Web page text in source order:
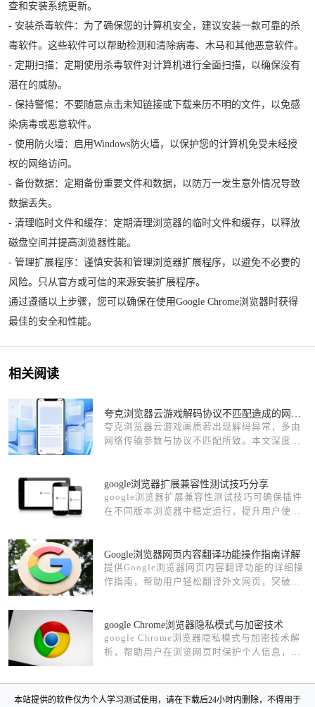
查和安装系统更新。
- 安装杀毒软件：为了确保您的计算机安全，建议安装一款可靠的杀
毒软件。这些软件可以帮助检测和清除病毒、木马和其他恶意软件。
- 定期扫描：定期使用杀毒软件对计算机进行全面扫描，以确保没有
潜在的威胁。
- 保持警惕：不要随意点击未知链接或下载来历不明的文件，以免感
染病毒或恶意软件。
- 使用防火墙：启用Windows防火墙，以保护您的计算机免受未经授
权的网络访问。
- 备份数据：定期备份重要文件和数据，以防万一发生意外情况导致
数据丢失。
- 清理临时文件和缓存：定期清理浏览器的临时文件和缓存，以释放
磁盘空间并提高浏览器性能。
- 管理扩展程序：谨慎安装和管理浏览器扩展程序，以避免不必要的
风险。只从官方或可信的来源安装扩展程序。
通过遵循以上步骤，您可以确保在使用Google Chrome浏览器时获得
最佳的安全和性能。
相关阅读
夸克浏览器云游戏解码协议不匹配造成的网络参数调优
夸克浏览器云游戏画质若出现解码异常，多由
网络传输参数与协议不匹配所致。本文深度揭
获取高清即时的娱乐体验。
google浏览器扩展兼容性测试技巧分享
google浏览器扩展兼容性测试技巧可确保插件
在不同版本浏览器中稳定运行，提升用户使用
Google浏览器网页内容翻译功能操作指南详解
提供Google浏览器网页内容翻译功能的详细操
作指南，帮助用户轻松翻译外文网页，突破语
google Chrome浏览器隐私模式与加密技术
google Chrome浏览器隐私模式与加密技术解
析，帮助用户在浏览网页时保护个人信息，实
本站提供的软件仅为个人学习测试使用，请在下载后24小时内删除，不得用于